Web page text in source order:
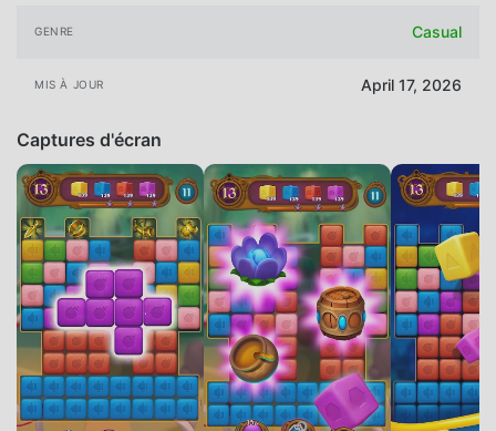
GENRE Casual
MIS À JOUR April 17, 2026
Captures d'écran